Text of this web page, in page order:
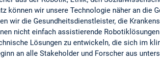
können wir unsere Technologie näher an
wir die Gesundheitsdienstleister, die
nicht einfach assistierende
Lösungen zu entwickeln, die sich im
an alle Stakeholder und Forscher aus